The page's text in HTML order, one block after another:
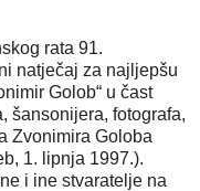
rata 91.
natječaj za najljepšu
Golob“ u čast
šansonijera, fotografa,
Zvonimira Goloba
1. lipnja 1997.).
i ine stvaratelje na